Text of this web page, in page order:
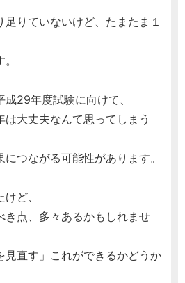
りていないけど、たまたま１
29年度試験に向けて、
は大丈夫なんて思ってしまう
つながる可能性があります。
ど、
き点、多々あるかもしれませ
見直す」これができるかどうか